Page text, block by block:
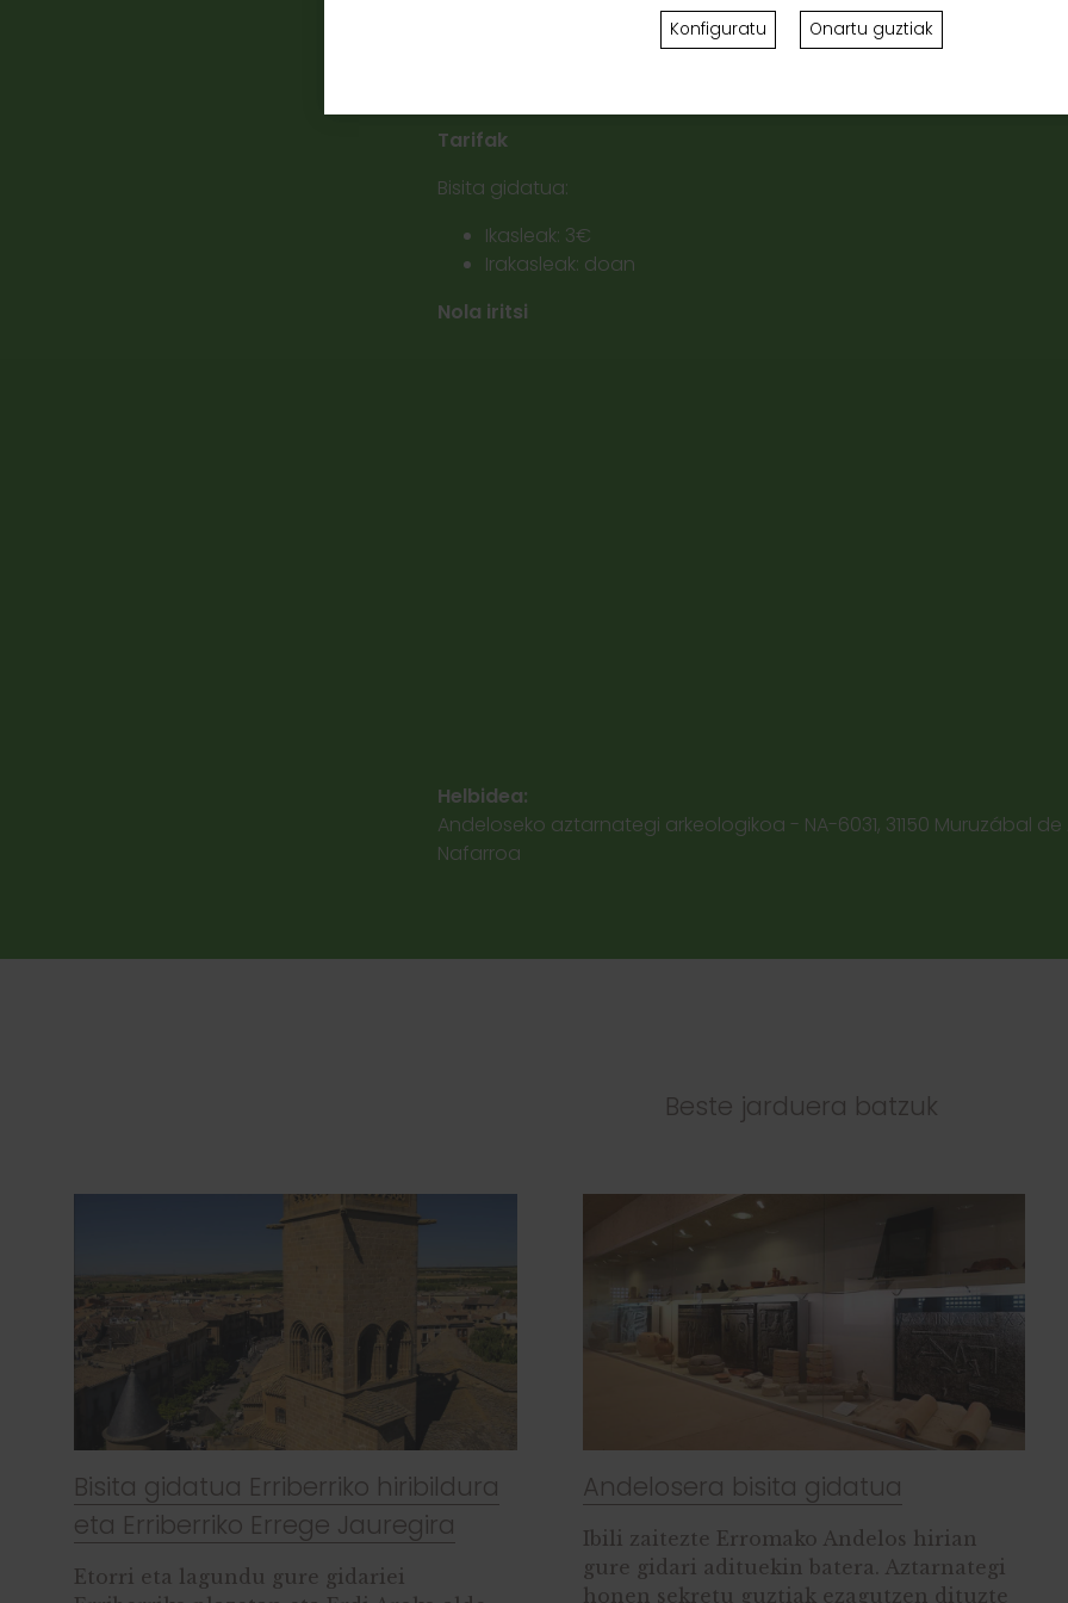
Tarifak
Bisita gidatua:
Ikasleak: 3€
Irakasleak: doan
Nola iritsi
Helbidea:
Andeloseko aztarnategi arkeologikoa - NA-6031, 31150 Muruzábal de
Nafarroa
Beste jarduera batzuk
Bisita gidatua Erriberriko hiribildura
eta Erriberriko Errege Jauregira
Etorri eta lagundu gure gidariei
Andelosera bisita gidatua
Ibili zaitezte Erromako Andelos hirian
gure gidari adituekin batera. Aztarnategi
honen sekretu guztiak ezagutzen dituzte
Konfiguratu Onartu guztiak